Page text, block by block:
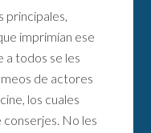
principales,
imprimían ese
a todos se les
de actores
los cuales
No les